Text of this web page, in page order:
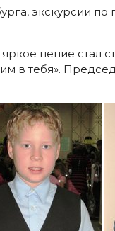
экскурсии
пение стал
тебя».